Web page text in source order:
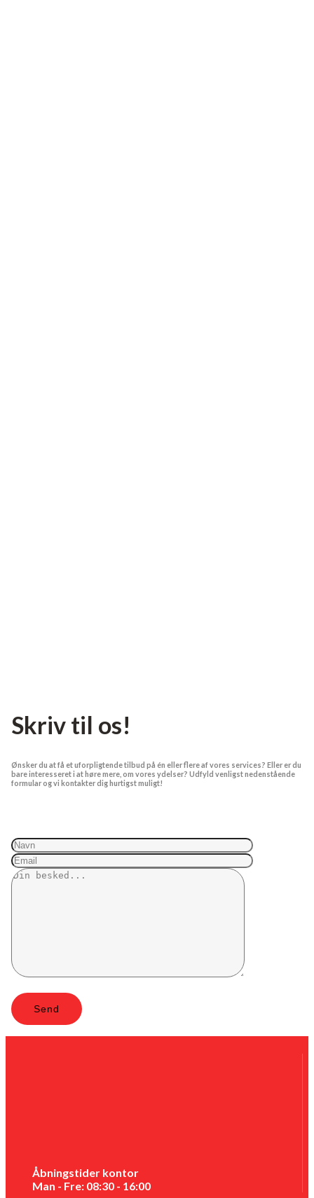
Skriv til os!
Ønsker du at få et uforpligtende tilbud på én eller flere af vores services? Eller er du
bare interesseret i at høre mere, om vores ydelser? Udfyld venligst nedenstående
formular og vi kontakter dig hurtigst muligt!
Åbningstider kontor
Man - Fre: 08:30 - 16:00